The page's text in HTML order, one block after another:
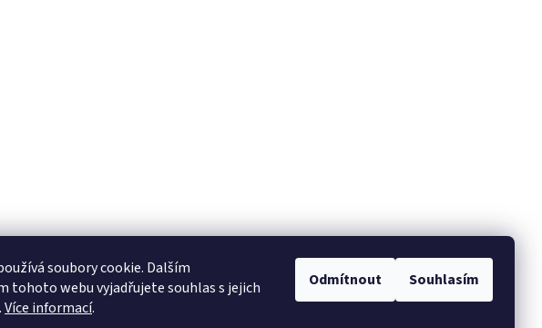
soubory cookie. Dalším
tohoto webu vyjadřujete souhlas s jejich
Více informací.
Odmítnout Souhlasím
Zboží.cz Firmy.cz